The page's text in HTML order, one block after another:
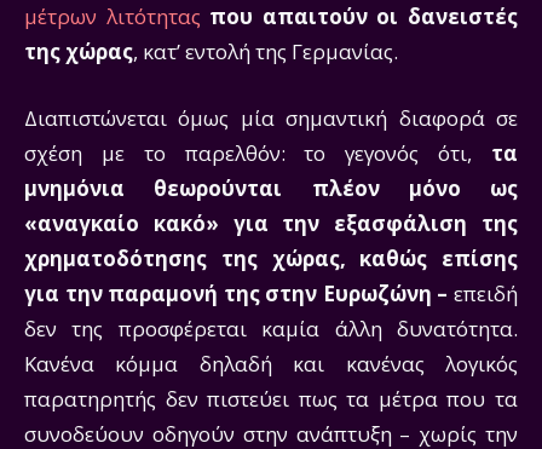
μέτρων λιτότητας που απαιτούν οι δανειστές
της χώρας, κατ’ εντολή της Γερμανίας.
Διαπιστώνεται όμως μία σημαντική διαφορά σε
σχέση με το παρελθόν: το γεγονός ότι, τα
μνημόνια θεωρούνται πλέον μόνο ως
«αναγκαίο κακό» για την εξασφάλιση της
χρηματοδότησης της χώρας, καθώς επίσης
για την παραμονή της στην Ευρωζώνη – επειδή
δεν της προσφέρεται καμία άλλη δυνατότητα.
Κανένα κόμμα δηλαδή και κανένας λογικός
παρατηρητής δεν πιστεύει πως τα μέτρα που τα
συνοδεύουν οδηγούν στην ανάπτυξη – χωρίς την